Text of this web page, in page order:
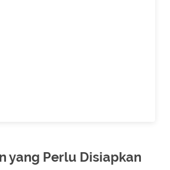
yang Perlu Disiapkan